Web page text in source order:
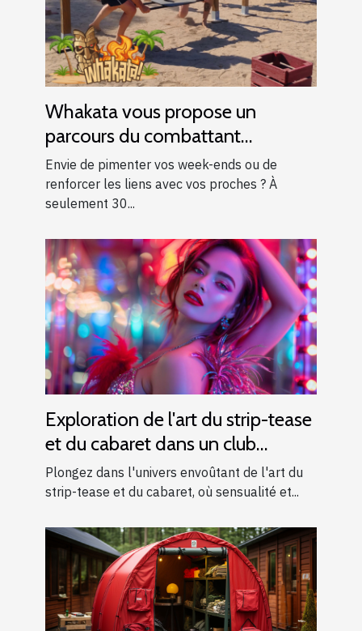
Whakata vous propose un
parcours du combattant
d’exception près d’Aix-en-
Provence !
Envie de pimenter vos week-ends ou de
renforcer les liens avec vos proches ? À
seulement 30...
Exploration de l'art du strip-tease
et du cabaret dans un club
moderne
Plongez dans l'univers envoûtant de l'art du
strip-tease et du cabaret, où sensualité et...